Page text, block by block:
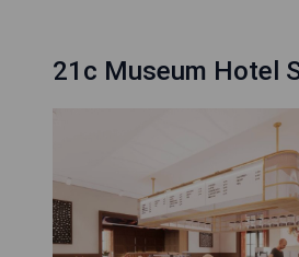
21c Museum Hotel